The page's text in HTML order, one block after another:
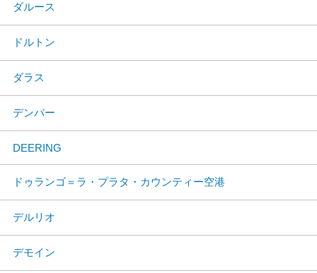
ダルース
ドルトン
ダラス
デンバー
DEERING
ドゥランゴ＝ラ・プラタ・カウンティー空港
デルリオ
デモイン